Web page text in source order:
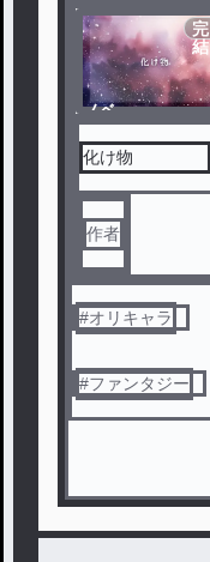
ノベ
完
結
化け物
作者
#オリキャラ
#ファンタジー